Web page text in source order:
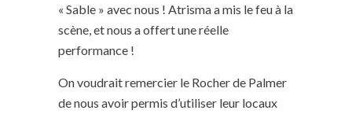
« Sable » avec nous ! Atrisma a mis le feu à la
scène, et nous a offert une réelle
performance !
On voudrait remercier le Rocher de Palmer
de nous avoir permis d’utiliser leur locaux